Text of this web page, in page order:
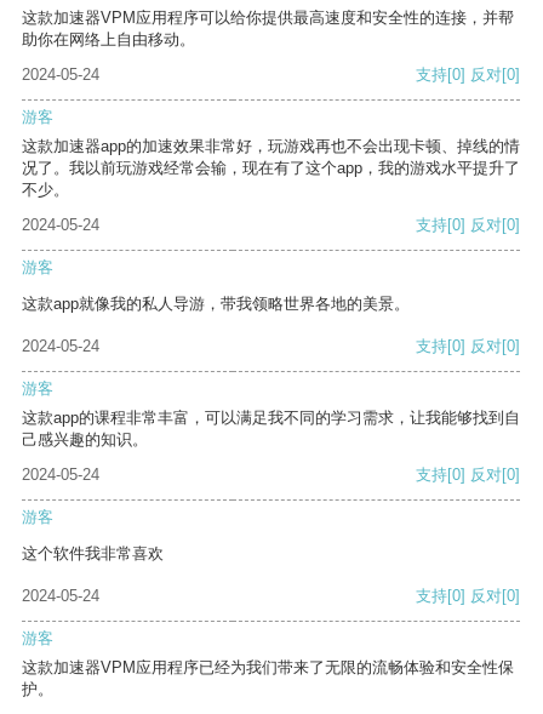
这款加速器VPM应用程序可以给你提供最高速度和安全性的连接，并帮
助你在网络上自由移动。
2024-05-24
支持[0] 反对[0]
游客
这款加速器app的加速效果非常好，玩游戏再也不会出现卡顿、掉线的情
况了。我以前玩游戏经常会输，现在有了这个app，我的游戏水平提升了
不少。
2024-05-24
支持[0] 反对[0]
游客
这款app就像我的私人导游，带我领略世界各地的美景。
2024-05-24 支持[0] 反对[0]
游客
这款app的课程非常丰富，可以满足我不同的学习需求，让我能够找到自
己感兴趣的知识。
2024-05-24
支持[0] 反对[0]
游客
这个软件我非常喜欢
2024-05-24 支持[0] 反对[0]
游客
这款加速器VPM应用程序已经为我们带来了无限的流畅体验和安全性保
护。